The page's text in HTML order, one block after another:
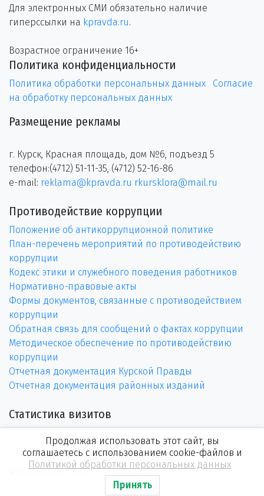
Для электронных СМИ обязательно наличие
гиперссылки на kpravda.ru.
Возрастное ограничение 16+
Политика конфиденциальности
Политика обработки персональных данных
Согласие
на обработку персональных данных
Размещение рекламы
г. Курск, Красная площадь, дом №6, подъезд 5
телефон:(4712) 51-11-35, (4712) 52-16-86
e-mail: reklama@kpravda.ru rkursklora@mail.ru
Противодействие коррупции
Положение об антикоррупционной политике
План-перечень мероприятий по противодействию
коррупции
Кодекс этики и служебного поведения работников
Нормативно-правовые акты
Формы документов, связанные с противодействием
коррупции
Обратная связь для сообщений о фактах коррупции
Методическое обеспечение по противодействию
коррупции
Отчетная документация Курской Правды
Отчетная документация районных изданий
Статистика визитов
Продолжая использовать этот сайт, вы
соглашаетесь с использованием cookie-файлов и
Политикой обработки персональных данных
Принять